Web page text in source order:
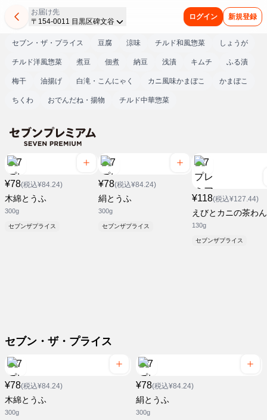
お届け先
〒154-0011 目黒区碑文谷
ログイン 新規登録
セブン・ザ・プライス 豆腐 涼味 チルド和風惣菜 しょうが
チルド洋風惣菜 煮豆 佃煮 納豆 浅漬 キムチ ふる漬
梅干 油揚げ 白滝・こんにゃく カニ風味かまぼこ かまぼこ
ちくわ おでんだね・揚物 チルド中華惣菜
¥78(税込¥84.24)
木綿とうふ
300g
セブンザプライス
¥78(税込¥84.24)
絹とうふ
300g
セブンザプライス
¥118(税込¥127.44)
えびとカニの茶わ
130g
セブンザプライス
セブン・ザ・プライス
¥78(税込¥84.24)
木綿とうふ
300g
¥78(税込¥84.24)
絹とうふ
300g